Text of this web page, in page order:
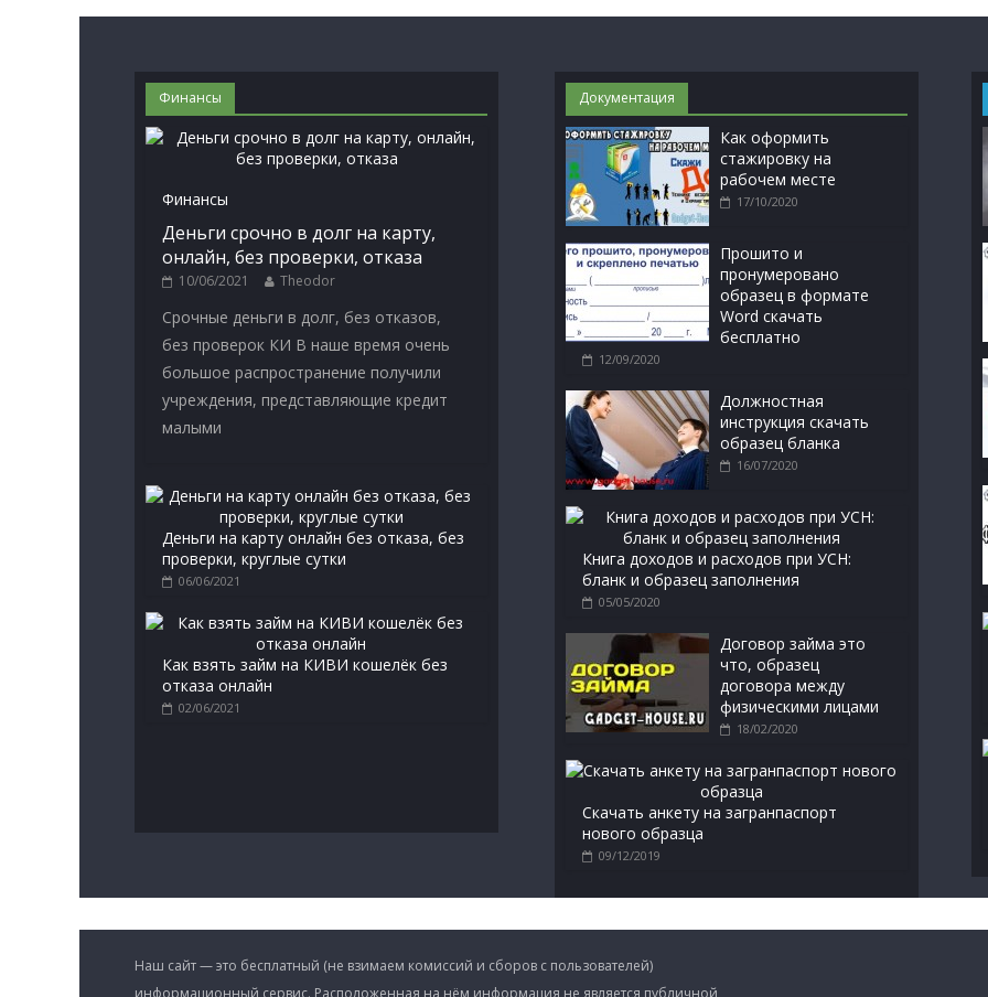
Финансы
Финансы
Деньги срочно в долг на карту,
онлайн, без проверки, отказа
10/06/2021 Theodor
Срочные деньги в долг, без отказов,
без проверок КИ В наше время очень
большое распространение получили
учреждения, представляющие кредит
малыми
Деньги на карту онлайн без отказа, без
проверки, круглые сутки
06/06/2021
Как взять займ на КИВИ кошелёк без
отказа онлайн
02/06/2021
Документация
Как оформить
стажировку на
рабочем месте
17/10/2020
Прошито и
пронумеровано
образец в формате
Word скачать
бесплатно
12/09/2020
Должностная
инструкция скачать
образец бланка
16/07/2020
Книга доходов и расходов при УСН:
бланк и образец заполнения
05/05/2020
Договор займа это
что, образец
договора между
физическими лицами
18/02/2020
Скачать анкету на загранпаспорт
нового образца
09/12/2019
Наш сайт — это бесплатный (не взимаем комиссий и сборов с пользователей)
информационный сервис. Расположенная на нём информация не является публичной